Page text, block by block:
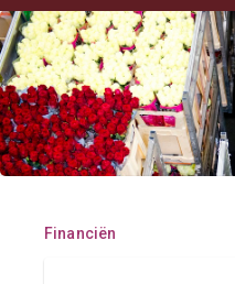
Financiën